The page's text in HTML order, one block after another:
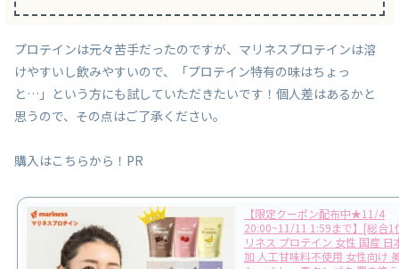
プロテインは元々苦手だったのですが、マリネスプロテインは溶
けやすいし飲みやすいので、「プロテイン特有の味はちょっ
と…」という方にも試していただきたいです！個人差はあるかと
思うので、その点はご了承ください。
購入はこちらから！ PR
【限定クーポン配布中★11/4
20:00~11/11 1:59まで】[総合1
リネス プロテイン 女性 国産 日
加 人工甘味料不使用 女性向け